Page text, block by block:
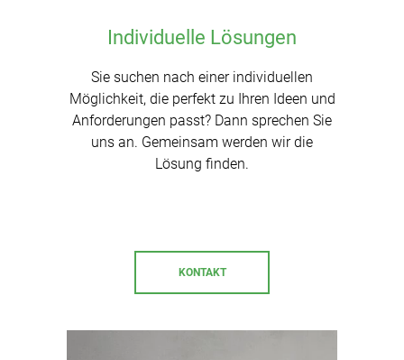
Individuelle Lösungen
Sie suchen nach einer individuellen
Möglichkeit, die perfekt zu Ihren Ideen und
Anforderungen passt? Dann sprechen Sie
uns an. Gemeinsam werden wir die